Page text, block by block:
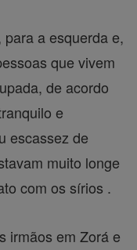
a esquerda e,
que vivem
de acordo
e
escassez de
muito longe
com os sírios .
irmãos em Zorá e